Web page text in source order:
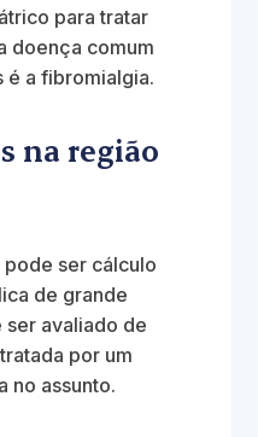
para tratar
doença comum
é a fibromialgia.
na região
ser cálculo
de grande
avaliado de
por um
no assunto.